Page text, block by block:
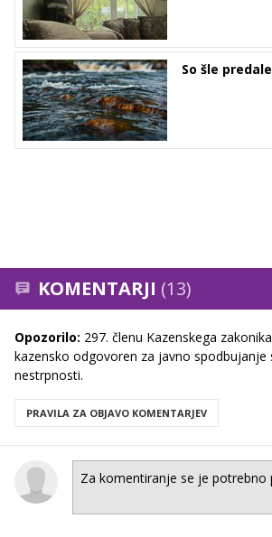
So šle
KOMENTARJI (13)
Opozorilo: 297. členu Kazenskega
kazensko odgovoren za javno spodbujanje
nestrpnosti.
PRAVILA ZA OBJAVO KOMENTARJEV